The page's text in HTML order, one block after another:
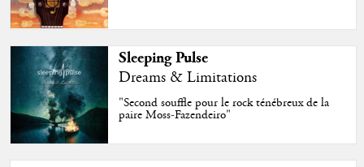
Sleeping Pulse
Dreams & Limitations
"Second souffle pour le rock ténébreux de la
paire Moss-Fazendeiro"